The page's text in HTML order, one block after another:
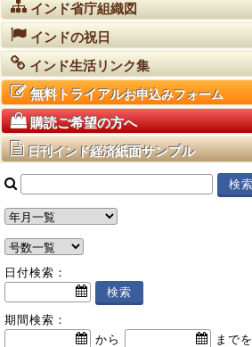
インド省庁組織図
インドの祝日
インド生活リンク集
無料トライアルお申込みフォーム
購読ご希望の方へ
日刊インド経済紙面サンプル
日付検索：
期間検索：
から
までを